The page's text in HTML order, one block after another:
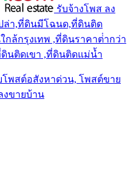
รับจ้างโพส ลง
ล่า,ที่ดินมีโฉนด,ที่ดินติด
กล้กรุงเทพ ,ที่ดินราคาต่ํากว่า
นติดเขา ,ที่ดินติดแม่น้ำ
พสต์อสังหาด่วน, โพสต์ขาย
งขายบ้าน